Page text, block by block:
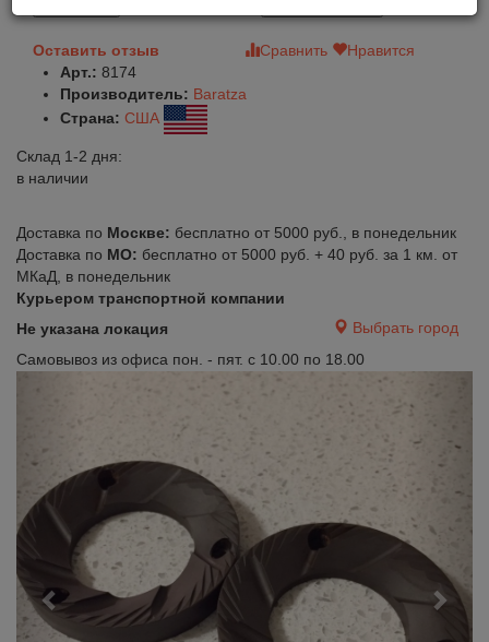
Оставить отзыв Сравнить
Нравится
Арт.: 8174
Производитель: Baratza
Страна: США
Склад 1-2 дня:
в наличии
Доставка по Москве: бесплатно от 5000 руб., в понедельник
Доставка по МО: бесплатно от 5000 руб. + 40 руб. за 1 км. от
МКаД, в понедельник
Курьером транспортной компании
Не указана локация
Выбрать город
Самовывоз из офиса пон. - пят. с 10.00 по 18.00